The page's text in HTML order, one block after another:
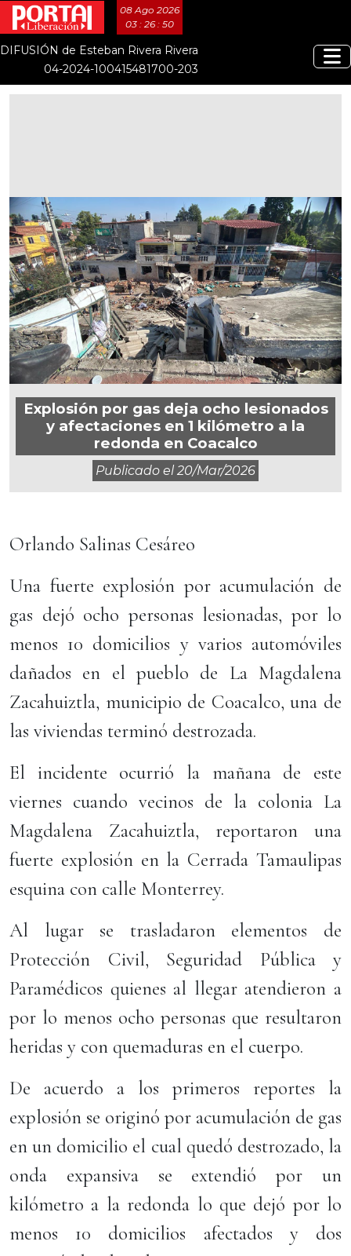
08 Ago 2026
03 : 26 : 50
DIFUSIÓN de Esteban Rivera Rivera
04-2024-100415481700-203
Explosión por gas deja ocho lesionados
y afectaciones en 1 kilómetro a la
redonda en Coacalco
Publicado el20/mar/2026
Orlando Salinas Cesáreo
Una fuerte explosión por acumulación de
gas dejó ocho personas lesionadas, por lo
menos 10 domicilios y varios automóviles
dañados en el pueblo de La Magdalena
Zacahuiztla, municipio de Coacalco, una de
las viviendas terminó destrozada.
El incidente ocurrió la mañana de este
viernes cuando vecinos de la colonia La
Magdalena Zacahuiztla, reportaron una
fuerte explosión en la Cerrada Tamaulipas
esquina con calle Monterrey.
Al lugar se trasladaron elementos de
Protección Civil, Seguridad Pública y
Paramédicos quienes al llegar atendieron a
por lo menos ocho personas que resultaron
heridas y con quemaduras en el cuerpo.
De acuerdo a los primeros reportes la
explosión se originó por acumulación de gas
en un domicilio el cual quedó destrozado, la
onda expansiva se extendió por un
kilómetro a la redonda lo que dejó por lo
menos 10 domicilios afectados y dos